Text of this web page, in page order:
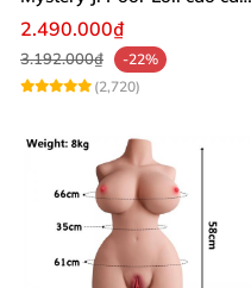
6kg
2.490.000₫
3.192.000₫
-22%
(2,720)